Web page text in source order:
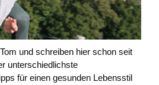
und schreiben hier schon seit
unterschiedlichste
für einen gesunden Lebensstil